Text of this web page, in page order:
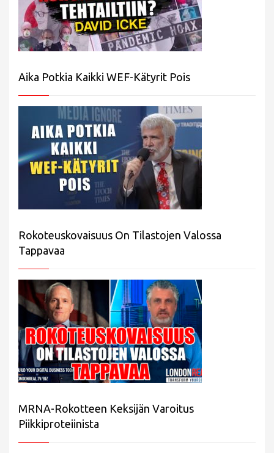
Aika Potkia Kaikki WEF-Kätyrit Pois
Rokoteuskovaisuus On Tilastojen Valossa
Tappavaa
MRNA-Rokotteen Keksijän Varoitus
Piikkiproteiinista